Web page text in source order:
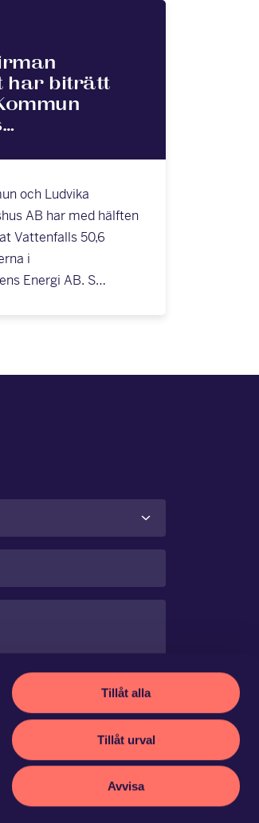
Tillåt alla
Tillåt urval
Avvisa
har biträtt
och Ludvika
AB har med hälften
Vattenfalls 50,6
i
Energi AB. S…